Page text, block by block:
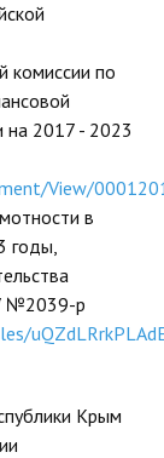
комиссии по
на 2017 - 2023
View/
в
годы,
№2039-р
Крым